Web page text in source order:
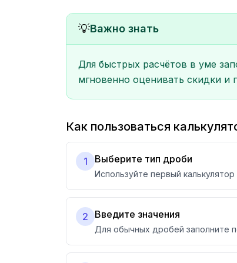
💡Важно знать
Для быстрых расчётов в уме
мгновенно оценивать скидки и
Как пользоваться
1 Выберите тип дроби
Используйте первый
2 Введите значения
Для обычных дробей заполните